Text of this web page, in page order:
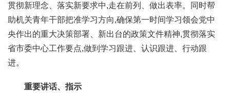
贯彻新理念、落实新要求中,走在前列、做出表率。同时帮
助机关青年干部把准学习方向,确保第一时间学习领会党中
央作出的重大决策部署、新出台的政策文件精神,贯彻落实
省市委中心工作要点,做到学习跟进、认识跟进、行动跟
进。
重要讲话、指示